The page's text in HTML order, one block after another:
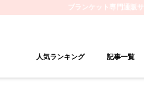
ブランケット 専門通販
人気ランキング 記事一覧